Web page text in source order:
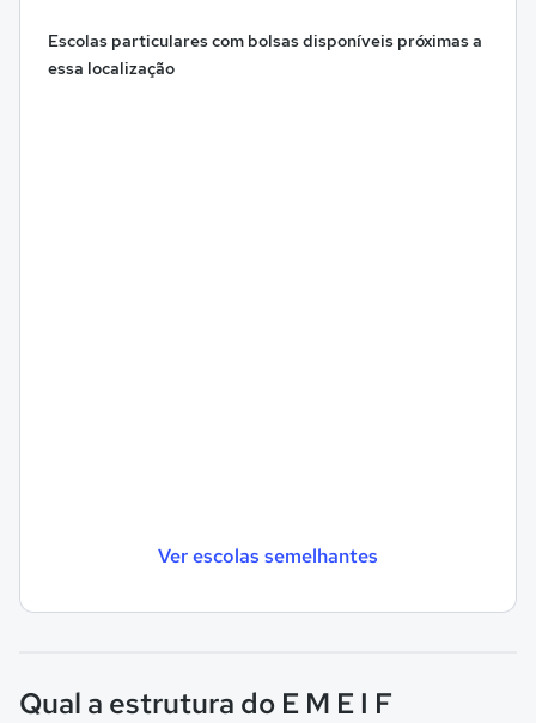
Escolas particulares com bolsas disponíveis próximas a
essa localização
Ver escolas semelhantes
Qual a estrutura do E M E I F